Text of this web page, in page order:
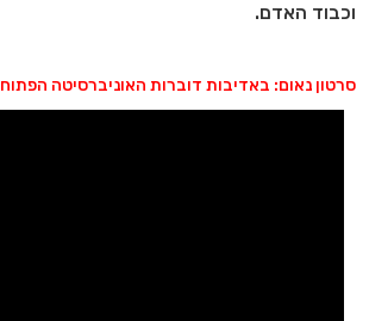
וכבוד האדם.
סרטון נאום: באדיבות דוברות האוניברסיטה הפתוחה